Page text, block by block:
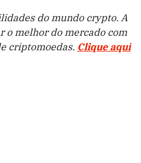
do mundo crypto. A
o melhor do mercado com
criptomoedas. Clique aqui